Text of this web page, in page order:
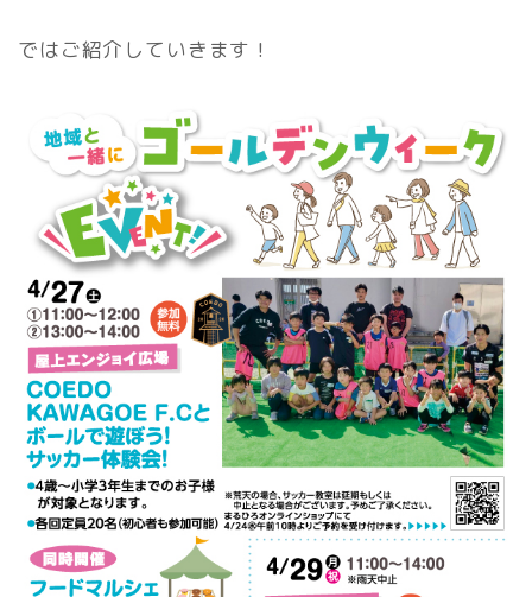
ではご紹介していきます！